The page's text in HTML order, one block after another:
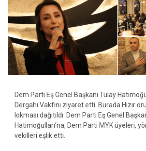
Dem Parti Eş Genel Başkanı Tülay
Dergahı Vakfını ziyaret etti. Burada Hızır
lokması dağıtıldı. Dem Parti Eş Genel
Hatimoğulları’na, Dem Parti MYK üyeleri,
vekilleri eşlik etti.